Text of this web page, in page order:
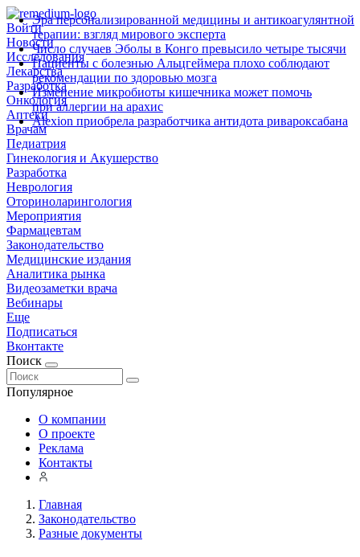
Войти
Новости
Исследования
Лекарства
Разработка
Онкология
Аптеки
Врачам
Педиатрия
Гинекология и Акушерство
Разработка
Неврология
Оториноларингология
Мероприятия
Фармацевтам
Законодательство
Медицинские издания
Аналитика рынка
Видеозаметки врача
Вебинары
Еще
Подписаться
Вконтакте
Поиск
Популярное
Эра персонализированной медицины и антикоагулянтной
терапии: взгляд мирового эксперта
Число случаев Эболы в Конго превысило четыре тысячи
Пациенты с болезнью Альцгеймера плохо соблюдают
рекомендации по здоровью мозга
Изменение микробиоты кишечника может помочь
при аллергии на арахис
Alexion приобрела разработчика антидота ривароксабана
О компании
О проекте
Реклама
Контакты
Главная
Законодательство
Разные документы